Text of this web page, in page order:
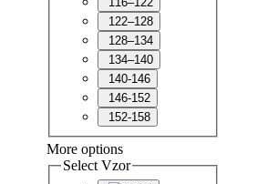
122–128
128–134
134–140
140-146
146-152
152-158
More options
Select Vzor